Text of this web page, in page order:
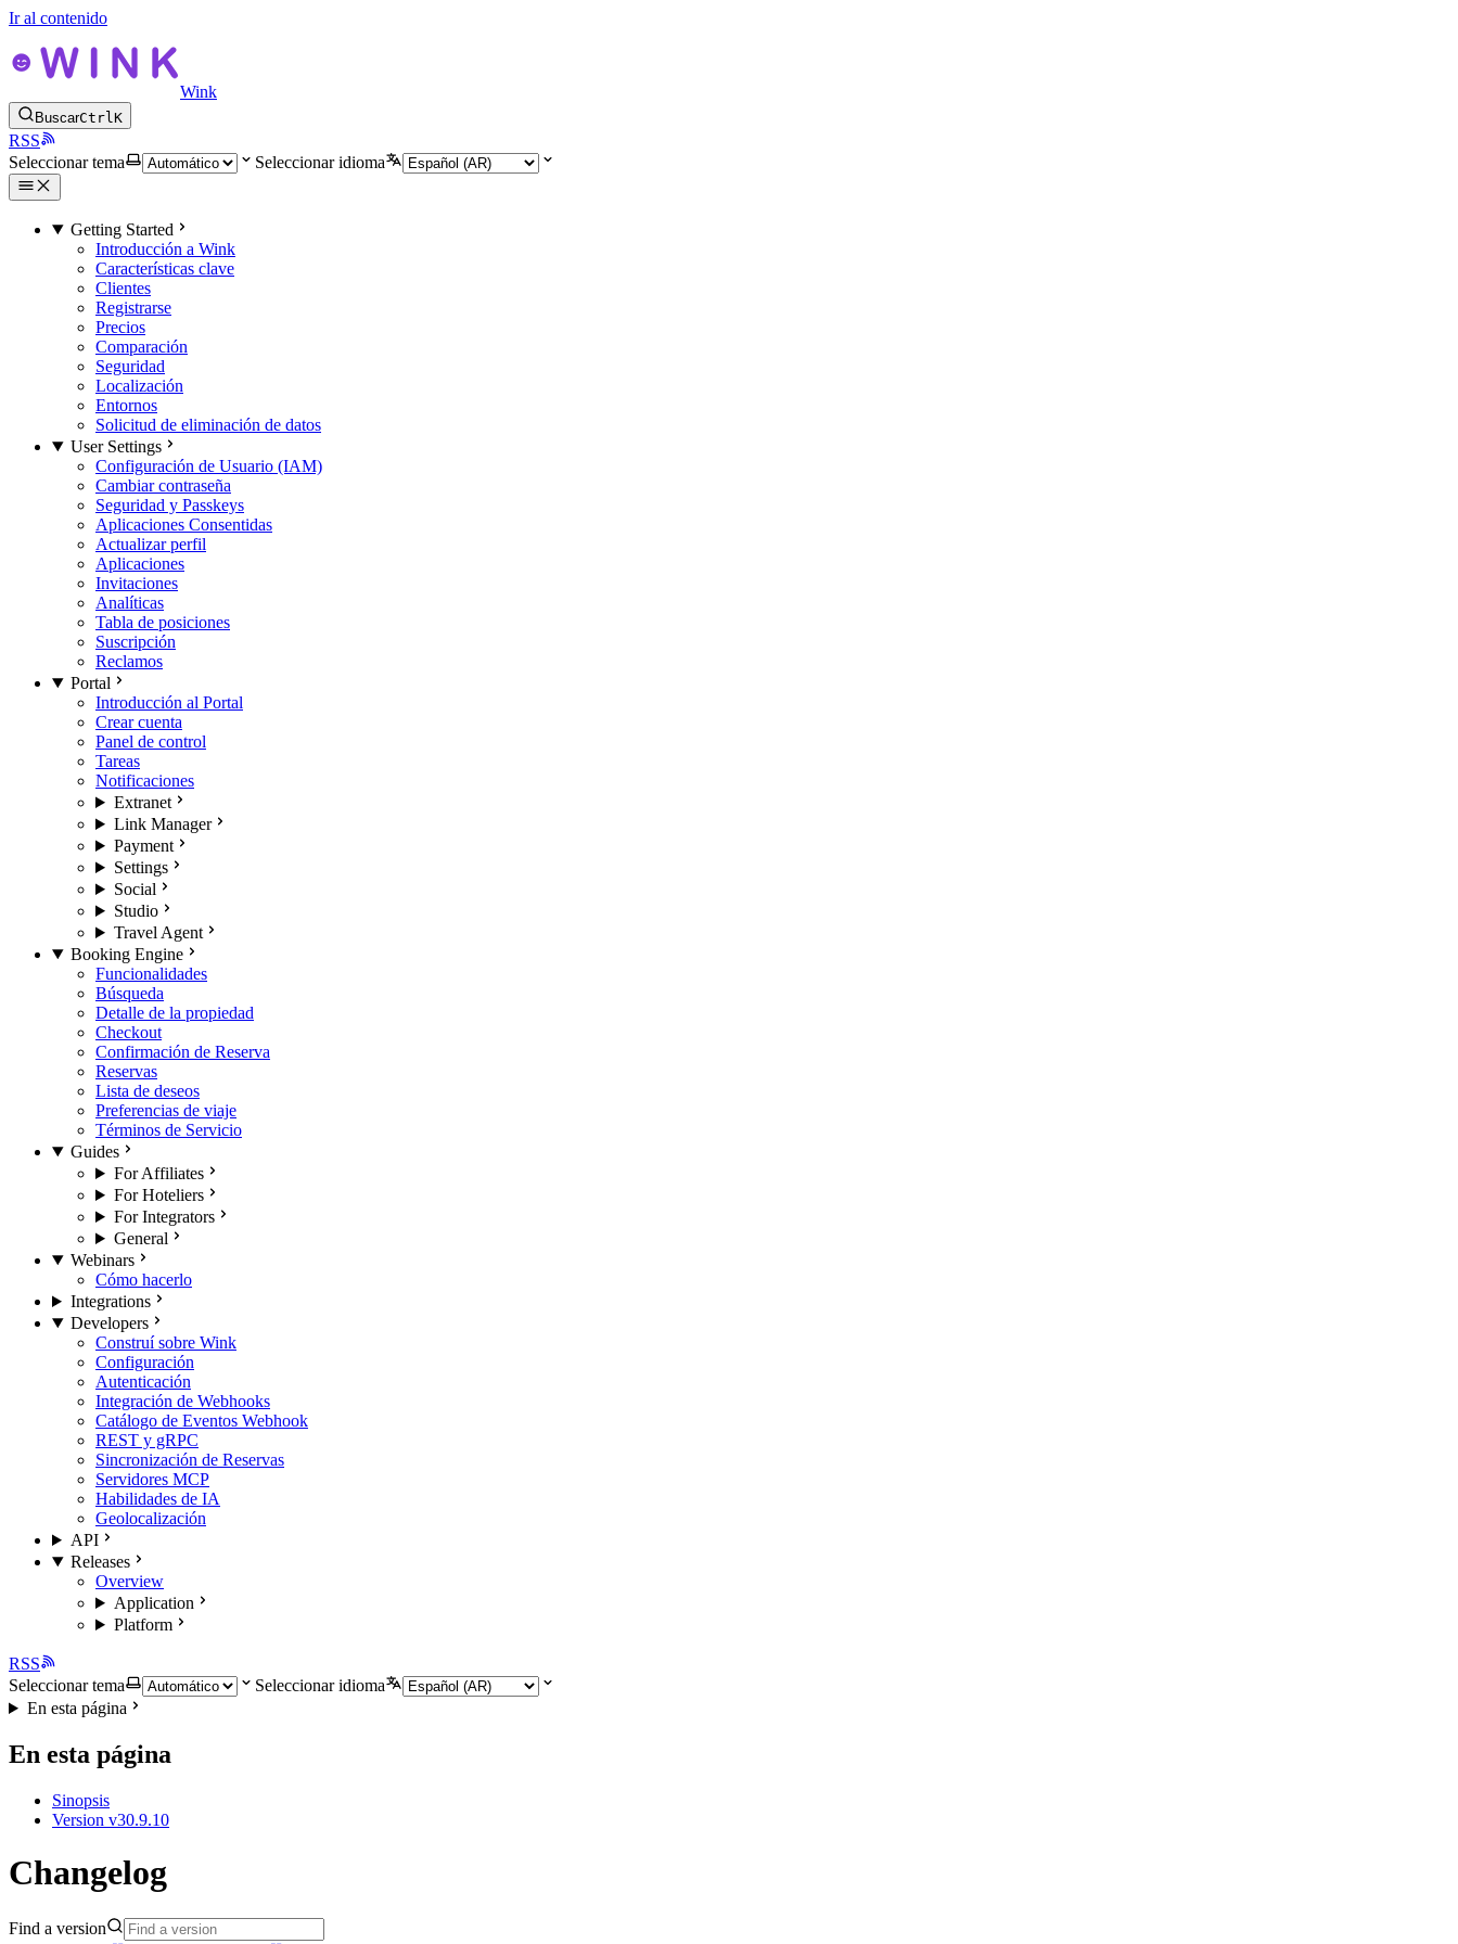
Ir al contenido
Wink
BuscarCtrlK
RSS
Seleccionar tema
Seleccionar idioma
Getting Started
Introducción a Wink
Características clave
Clientes
Registrarse
Precios
Comparación
Seguridad
Localización
Entornos
Solicitud de eliminación de datos
User Settings
Configuración de Usuario (IAM)
Cambiar contraseña
Seguridad y Passkeys
Aplicaciones Consentidas
Actualizar perfil
Aplicaciones
Invitaciones
Analíticas
Tabla de posiciones
Suscripción
Reclamos
Portal
Introducción al Portal
Crear cuenta
Panel de control
Tareas
Notificaciones
Extranet
Link Manager
Payment
Settings
Social
Studio
Travel Agent
Booking Engine
Funcionalidades
Búsqueda
Detalle de la propiedad
Checkout
Confirmación de Reserva
Reservas
Lista de deseos
Preferencias de viaje
Términos de Servicio
Guides
For Affiliates
For Hoteliers
For Integrators
General
Webinars
Cómo hacerlo
Integrations
Developers
Construí sobre Wink
Configuración
Autenticación
Integración de Webhooks
Catálogo de Eventos Webhook
REST y gRPC
Sincronización de Reservas
Servidores MCP
Habilidades de IA
Geolocalización
API
Releases
Overview
Application
Platform
RSS
Seleccionar tema
Seleccionar idioma
En esta página
En esta página
Sinopsis
Version v30.9.10
Changelog
Find a version